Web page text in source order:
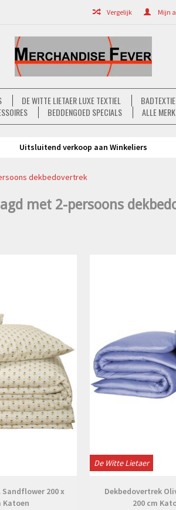
Mijn
Vergelijk
DE WITTE LIETAER LUXE TEXTIEL
BEDDENGOED SPECIALS ALLE
Uitsluitend verkoop aan Winkeliers
dekbedovertrek
met 2-persoons
200 x
Katoen
De Witte Lietaer
Dekbedovertrek
200 cm